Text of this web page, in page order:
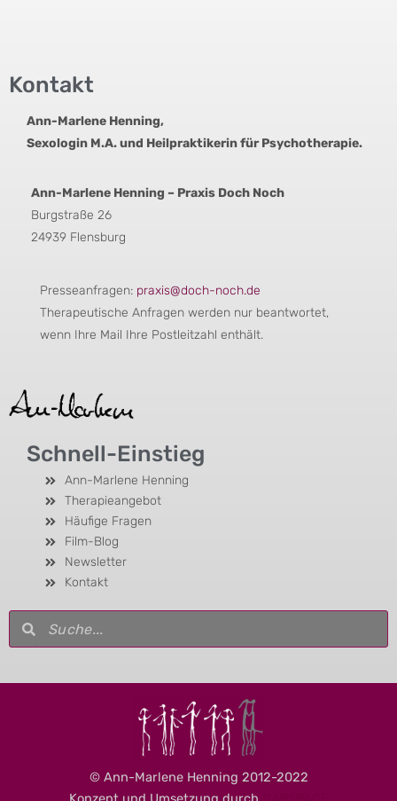
Kontakt
Ann-Marlene Henning,
Sexologin M.A. und Heilpraktikerin für Psychotherapie.
Ann-Marlene Henning – Praxis Doch Noch
Burgstraße 26
24939 Flensburg
Presseanfragen: praxis@doch-noch.de
Therapeutische Anfragen werden nur beantwortet,
wenn Ihre Mail Ihre Postleitzahl enthält.
Schnell-Einstieg
Ann-Marlene Henning
Therapieangebot
Häufige Fragen
Film-Blog
Newsletter
Kontakt
SucheSuche
© Ann-Marlene Henning 2012-2022